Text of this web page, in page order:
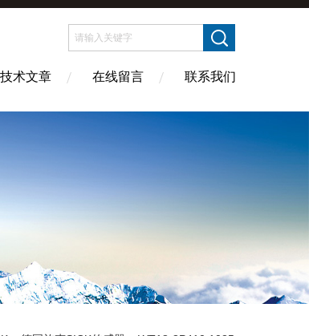
技术文章 在线留言 联系我们